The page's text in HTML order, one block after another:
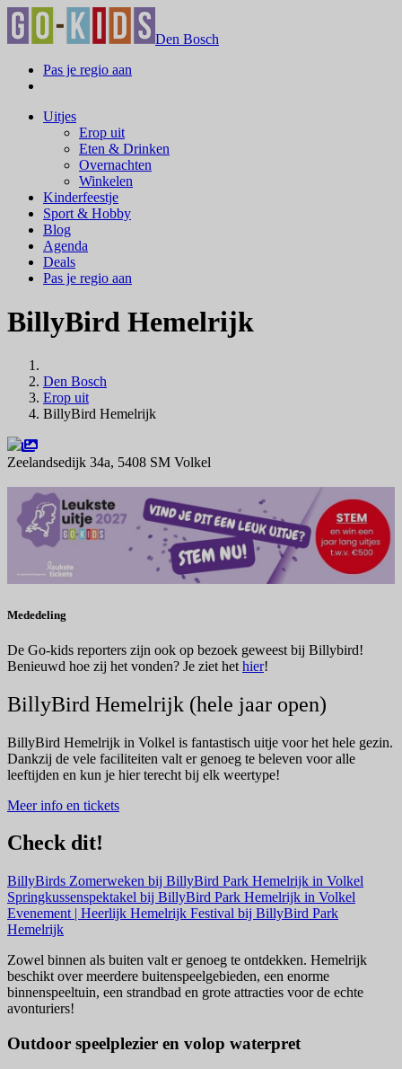
Den Bosch
Pas je regio aan
Uitjes
Erop uit
Eten & Drinken
Overnachten
Winkelen
Kinderfeestje
Sport & Hobby
Blog
Agenda
Deals
Pas je regio aan
BillyBird Hemelrijk
Den Bosch
Erop uit
BillyBird Hemelrijk
Zeelandsedijk 34a, 5408 SM Volkel
Mededeling
De Go-kids reporters zijn ook op bezoek geweest bij Billybird!
Benieuwd hoe zij het vonden? Je ziet het hier!
BillyBird Hemelrijk (hele jaar open)
BillyBird Hemelrijk in Volkel is fantastisch uitje voor het hele gezin.
Dankzij de vele faciliteiten valt er genoeg te beleven voor alle
leeftijden en kun je hier terecht bij elk weertype!
Meer info en tickets
Check dit!
BillyBirds Zomerweken bij BillyBird Park Hemelrijk in Volkel
Springkussenspektakel bij BillyBird Park Hemelrijk in Volkel
Evenement | Heerlijk Hemelrijk Festival bij BillyBird Park
Hemelrijk
Zowel binnen als buiten valt er genoeg te ontdekken. Hemelrijk
beschikt over meerdere buitenspeelgebieden, een enorme
binnenspeeltuin, een strandbad en grote attracties voor de echte
avonturiers!
Outdoor speelplezier en volop waterpret